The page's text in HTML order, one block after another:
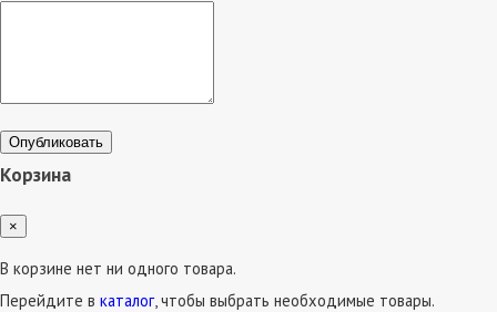
Опубликовать
Корзина
×
В корзине нет ни одного товара.
Перейдите в каталог, чтобы выбрать необходимые товары.